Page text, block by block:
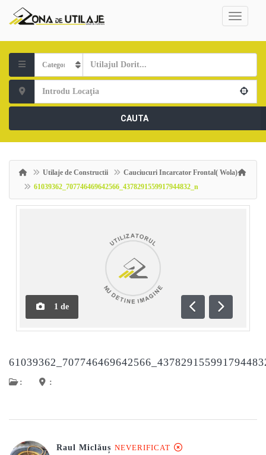
CAUTA
Utilaje de Constructii
Cauciucuri Incarcator Frontal( Wola)
61039362_707746469642566_4378291559917944832_n
1 de
Anterioară
: :
Raul Miclăuș NEVERIFICAT